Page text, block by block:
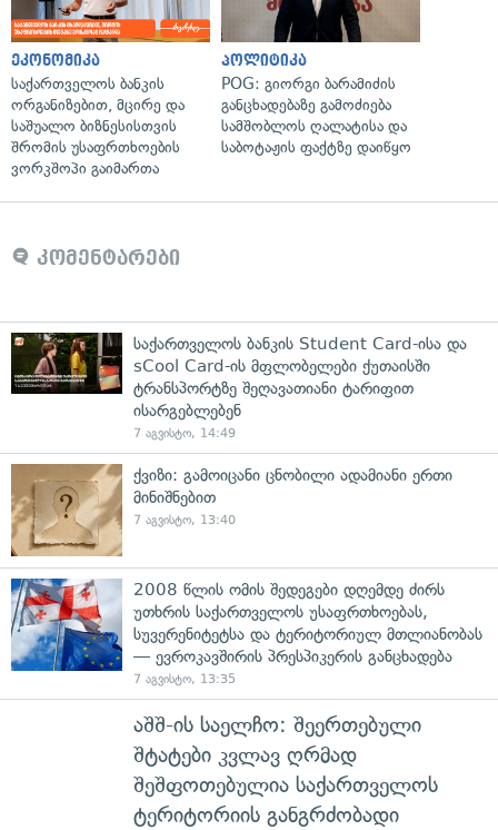
ეკონომიკა
საქართველოს ბანკის
ორგანიზებით, მცირე და
საშუალო ბიზნესისთვის
შრომის უსაფრთხოების
ვორკშოპი გაიმართა
პოლიტიკა
POG: გიორგი ბარამიძის
განცხადებაზე გამოძიება
სამშობლოს ღალატისა და
საბოტაჟის ფაქტზე დაიწყო
კომენტარები
საქართველოს ბანკის Student Card-ისა და
sCool Card-ის მფლობელები ქუთაისში
ტრანსპორტზე შეღავათიანი ტარიფით
ისარგებლებენ
7 აგვისტო, 14:49
ქვიზი: გამოიცანი ცნობილი ადამიანი ერთი
მინიშნებით
7 აგვისტო, 13:40
2008 წლის ომის შედეგები დღემდე ძირს
უთხრის საქართველოს უსაფრთხოებას,
სუვერენიტეტსა და ტერიტორიულ მთლიანობას
— ევროკავშირის პრესპიკერის განცხადება
7 აგვისტო, 13:35
აშშ-ის საელჩო: შეერთებული
შტატები კვლავ ღრმად
შეშფოთებულია საქართველოს
ტერიტორიის განგრძობადი